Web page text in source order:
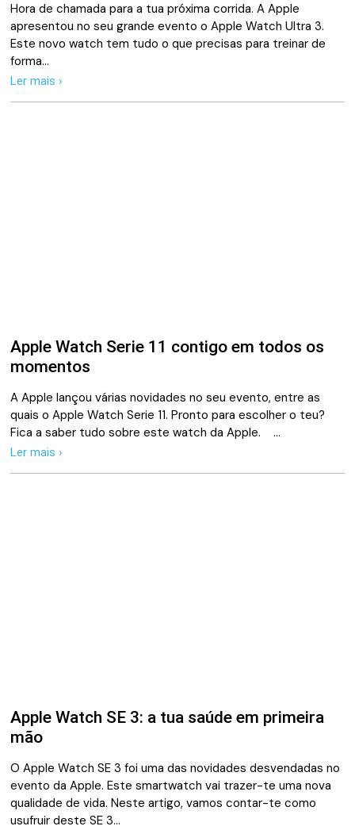
Hora de chamada para a tua próxima corrida. A Apple
apresentou no seu grande evento o Apple Watch Ultra 3.
Este novo watch tem tudo o que precisas para treinar de
forma…
Ler mais ›
Apple Watch Serie 11 contigo em todos os
momentos
A Apple lançou várias novidades no seu evento, entre as
quais o Apple Watch Serie 11. Pronto para escolher o teu?
Fica a saber tudo sobre este watch da Apple. …
Ler mais ›
Apple Watch SE 3: a tua saúde em primeira
mão
O Apple Watch SE 3 foi uma das novidades desvendadas no
evento da Apple. Este smartwatch vai trazer-te uma nova
qualidade de vida. Neste artigo, vamos contar-te como
usufruir deste SE 3…